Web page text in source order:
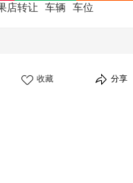
店转让 车辆 车位
收藏 分享